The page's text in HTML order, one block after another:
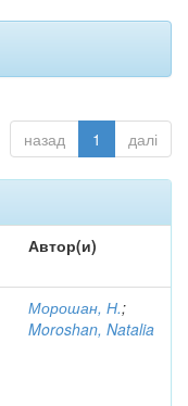
назад 1 далі
Автор(и)
Морошан, Н.;
Moroshan, Natalia